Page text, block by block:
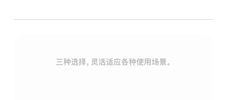
三种选择，灵活适应各种使用场景。